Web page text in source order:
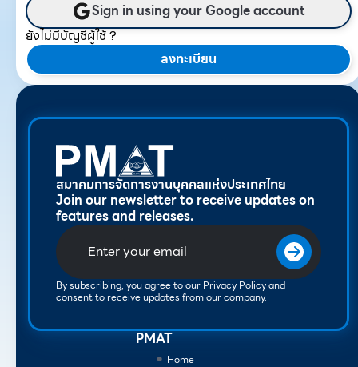
Sign in using your Google account
ยังไม่มีบัญชีผู้ใช้ ?
ลงทะเบียน
สมาคมการจัดการงานบุคคลแห่งประเทศไทย
Join our newsletter to receive updates on
features and releases.
By subscribing, you agree to our Privacy Policy and
consent to receive updates from our company.
PMAT
Home